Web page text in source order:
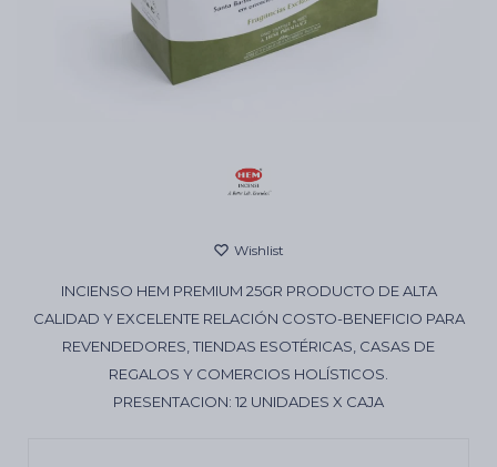
INCIENSO HEM PREMIUM 25GR PRODUCTO DE ALTA
CALIDAD Y EXCELENTE RELACIÓN COSTO-BENEFICIO PARA
REVENDEDORES, TIENDAS ESOTÉRICAS, CASAS DE
REGALOS Y COMERCIOS HOLÍSTICOS.
PRESENTACION: 12 UNIDADES X CAJA
Cartas de Tarot
Aromatizantes de ambientes
Artículos Esotéricos